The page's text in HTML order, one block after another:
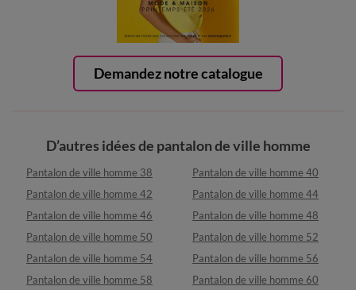
Demandez notre catalogue
D’autres idées de pantalon de ville homme
Pantalon de ville homme 38
Pantalon de ville homme 40
Pantalon de ville homme 42
Pantalon de ville homme 44
Pantalon de ville homme 46
Pantalon de ville homme 48
Pantalon de ville homme 50
Pantalon de ville homme 52
Pantalon de ville homme 54
Pantalon de ville homme 56
Pantalon de ville homme 58
Pantalon de ville homme 60